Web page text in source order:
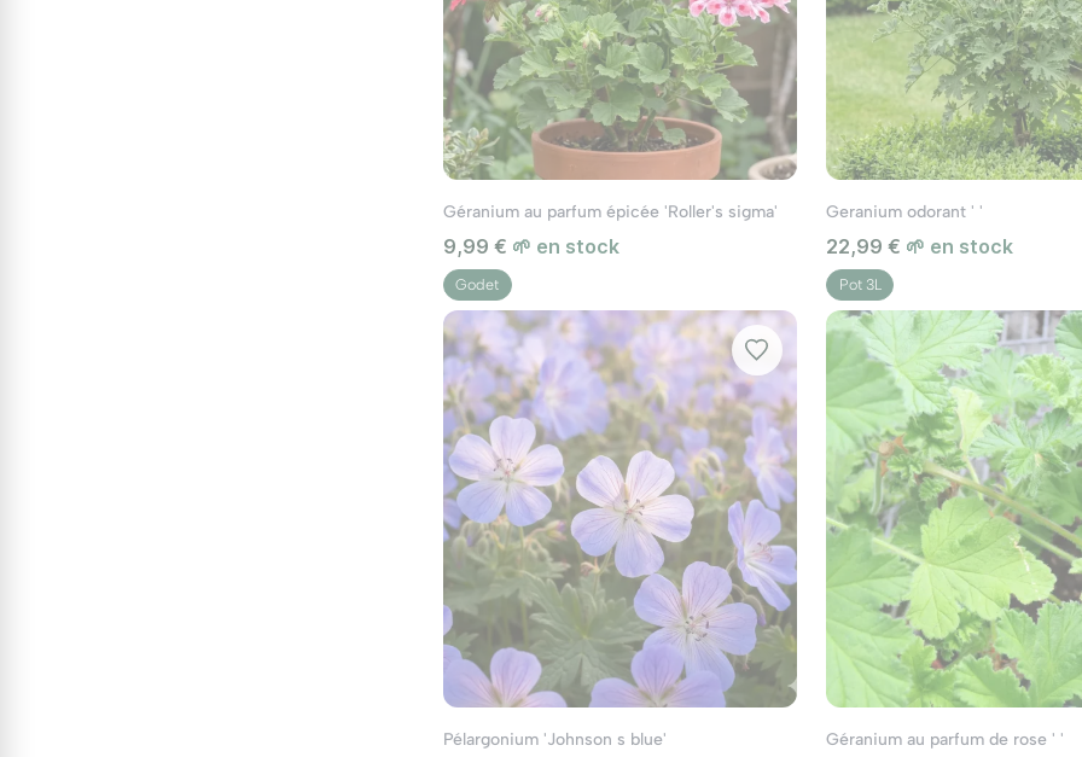
Géranium au parfum épicée 'Roller's sigma'
9,99 € 🌱 en stock
Godet
Geranium odorant ' '
22,99 € 🌱 en stock
Pot 3L
Pélargonium 'Johnson s blue' Géranium au parfum de rose ' '